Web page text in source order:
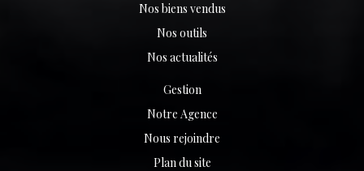
Nos biens vendus
Nos outils
Nos actualités
Gestion
Notre Agence
Nous rejoindre
Plan du site